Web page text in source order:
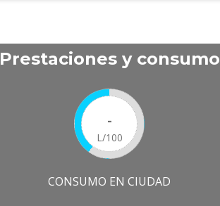
Prestaciones y consumo
-
L/100
CONSUMO EN CIUDAD